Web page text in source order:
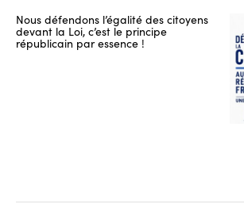
Nous défendons l’égalité des citoyens
devant la Loi, c’est le principe
républicain par essence !